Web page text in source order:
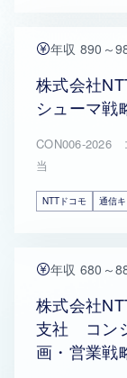
年収 890～
株式会社
シューマ
CON006-2026
当
NTTドコモ 通信
年収 680～
株式会社
支社 コン
画・営業戦